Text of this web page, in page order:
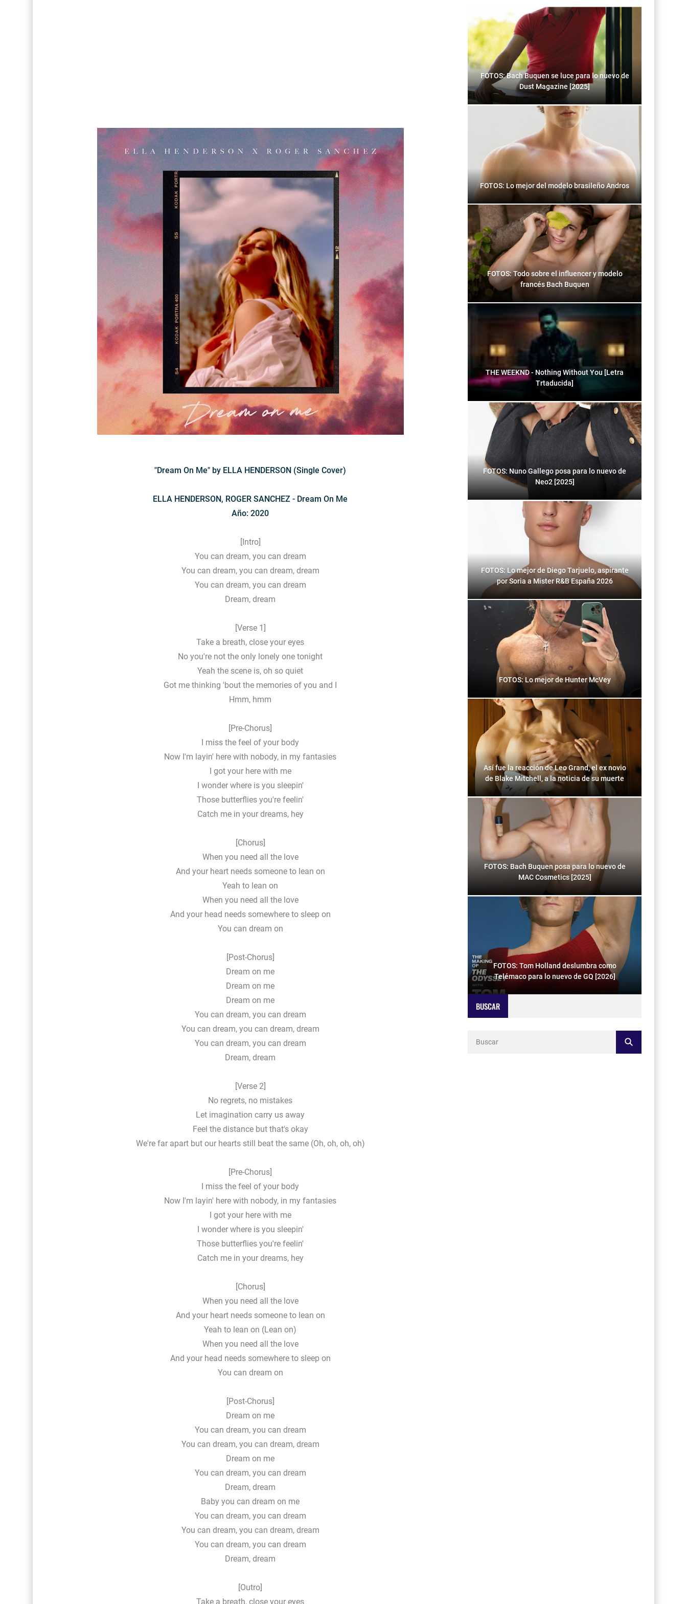
"Dream On Me" by ELLA HENDERSON (Single Cover)
ELLA HENDERSON, ROGER SANCHEZ - Dream On Me
Año: 2020
[Intro]
You can dream, you can dream
You can dream, you can dream, dream
You can dream, you can dream
Dream, dream
[Verse 1]
Take a breath, close your eyes
No you're not the only lonely one tonight
Yeah the scene is, oh so quiet
Got me thinking 'bout the memories of you and I
Hmm, hmm
[Pre-Chorus]
I miss the feel of your body
Now I'm layin' here with nobody, in my fantasies
I got your here with me
I wonder where is you sleepin'
Those butterflies you're feelin'
Catch me in your dreams, hey
[Chorus]
When you need all the love
And your heart needs someone to lean on
Yeah to lean on
When you need all the love
And your head needs somewhere to sleep on
You can dream on
[Post-Chorus]
Dream on me
Dream on me
Dream on me
You can dream, you can dream
You can dream, you can dream, dream
You can dream, you can dream
Dream, dream
[Verse 2]
No regrets, no mistakes
Let imagination carry us away
Feel the distance but that's okay
We're far apart but our hearts still beat the same (Oh, oh, oh, oh)
[Pre-Chorus]
I miss the feel of your body
Now I'm layin' here with nobody, in my fantasies
I got your here with me
I wonder where is you sleepin'
Those butterflies you're feelin'
Catch me in your dreams, hey
[Chorus]
When you need all the love
And your heart needs someone to lean on
Yeah to lean on (Lean on)
When you need all the love
And your head needs somewhere to sleep on
You can dream on
[Post-Chorus]
Dream on me
You can dream, you can dream
You can dream, you can dream, dream
Dream on me
You can dream, you can dream
Dream, dream
Baby you can dream on me
You can dream, you can dream
You can dream, you can dream, dream
You can dream, you can dream
Dream, dream
[Outro]
Take a breath, close your eyes
FOTOS: Bach Buquen se luce para lo nuevo de
Dust Magazine [2025]
FOTOS: Lo mejor del modelo brasileño Andros
FOTOS: Todo sobre el influencer y modelo
francés Bach Buquen
THE WEEKND - Nothing Without You [Letra
Trtaducida]
FOTOS: Nuno Gallego posa para lo nuevo de
Neo2 [2025]
FOTOS: Lo mejor de Diego Tarjuelo, aspirante
por Soria a Mister R&B España 2026
FOTOS: Lo mejor de Hunter McVey
Así fue la reacción de Leo Grand, el ex novio
de Blake Mitchell, a la noticia de su muerte
FOTOS: Bach Buquen posa para lo nuevo de
MAC Cosmetics [2025]
FOTOS: Tom Holland deslumbra como
Telémaco para lo nuevo de GQ [2026]
BUSCAR